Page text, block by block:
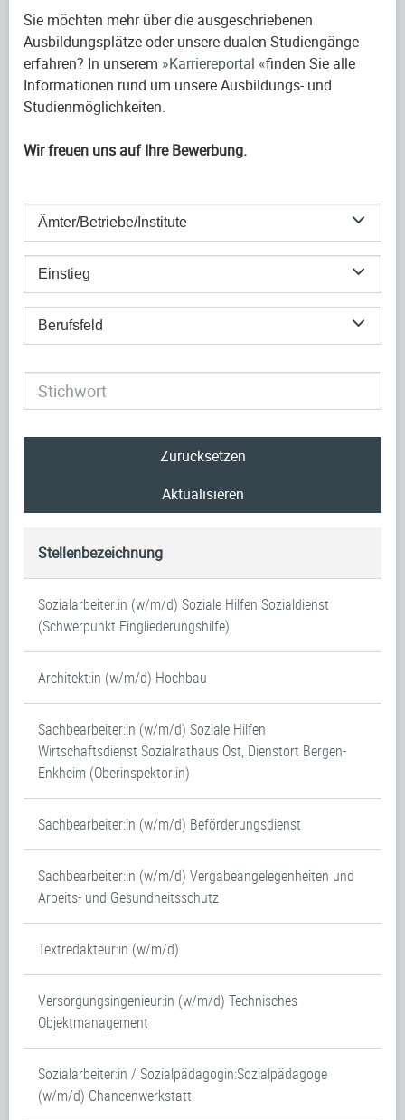
Sie möchten mehr über die ausgeschriebenen
Ausbildungsplätze oder unsere dualen Studiengänge
erfahren? In unserem
Karriereportal finden Sie alle
Informationen rund um unsere Ausbildungs- und
Studienmöglichkeiten.
Wir freuen uns auf Ihre Bewerbung.
Ämter/Betriebe/Institute
Einstieg
Berufsfeld
Zurücksetzen
Aktualisieren
Stellenbezeichnung
Sozialarbeiter:in (w/m/d) Soziale Hilfen Sozialdienst
(Schwerpunkt Eingliederungshilfe)
Architekt:in (w/m/d) Hochbau
Sachbearbeiter:in (w/m/d) Soziale Hilfen
Wirtschaftsdienst Sozialrathaus Ost, Dienstort Bergen-
Enkheim (Oberinspektor:in)
Sachbearbeiter:in (w/m/d) Beförderungsdienst
Sachbearbeiter:in (w/m/d) Vergabeangelegenheiten und
Arbeits- und Gesundheitsschutz
Textredakteur:in (w/m/d)
Versorgungsingenieur:in (w/m/d) Technisches
Objektmanagement
Sozialarbeiter:in / Sozialpädagogin:Sozialpädagoge
(w/m/d) Chancenwerkstatt